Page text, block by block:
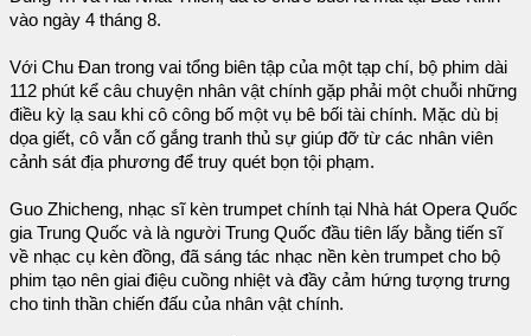
vào ngày 4 tháng 8.
Với Chu Đan trong vai tổng biên tập của một tạp chí, bộ phim dài
112 phút kể câu chuyện nhân vật chính gặp phải một chuỗi những
điều kỳ lạ sau khi cô công bố một vụ bê bối tài chính. Mặc dù bị
dọa giết, cô vẫn cố gắng tranh thủ sự giúp đỡ từ các nhân viên
cảnh sát địa phương để truy quét bọn tội phạm.
Guo Zhicheng, nhạc sĩ kèn trumpet chính tại Nhà hát Opera Quốc
gia Trung Quốc và là người Trung Quốc đầu tiên lấy bằng tiến sĩ
về nhạc cụ kèn đồng, đã sáng tác nhạc nền kèn trumpet cho bộ
phim tạo nên giai điệu cuồng nhiệt và đầy cảm hứng tượng trưng
cho tinh thần chiến đấu của nhân vật chính.